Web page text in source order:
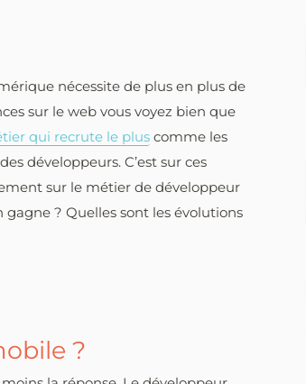
nécessite de plus en plus de
sur le web vous voyez bien que
qui recrute le plus comme les
développeurs. C’est sur ces
sur le métier de développeur
? Quelles sont les évolutions
?